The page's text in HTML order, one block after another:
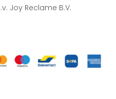
Joy Reclame B.V.